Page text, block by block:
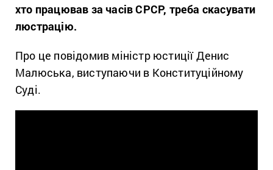
хто працював за часів СРСР, треба скасувати
люстрацію.
Про це повідомив міністр юстиції Денис
Малюська, виступаючи в Конституційному
Суді.